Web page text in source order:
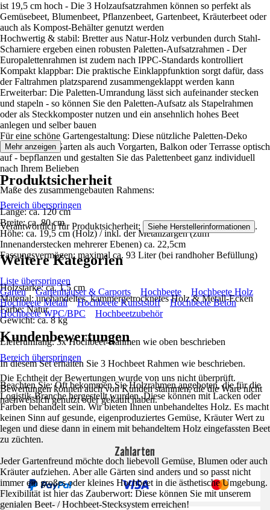
ist 19,5 cm hoch - Die 3 Holzaufsatzrahmen können so perfekt als
Gemüsebeet, Blumenbeet, Pflanzenbeet, Gartenbeet, Kräuterbeet oder
auch als Kompost-Behälter genutzt werden
Hochwertig & stabil: Bretter aus Natur-Holz verbunden durch Stahl-
Scharniere ergeben einen robusten Paletten-Aufsatzrahmen - Der
Europalettenrahmen ist zudem nach IPPC-Standards kontrolliert
Kompakt klappbar: Die praktische Einklappfunktion sorgt dafür, dass
der Faltrahmen platzsparend zusammengeklappt werden kann
Erweiterbar: Die Paletten-Umrandung lässt sich aufeinander stecken
und stapeln - so können Sie den Paletten-Aufsatz als Stapelrahmen
oder als Steckkomposter nutzen und ein ansehnlich hohes Beet
anlegen und selber bauen
Für eine schöne Gartengestaltung: Diese nützliche Paletten-Deko
wertet sowohl Garten als auch Vorgarten, Balkon oder Terrasse optisch
auf - bepflanzen und gestalten Sie das Palettenbeet ganz individuell
nach Ihrem Belieben
Maße des zusammengebauten Rahmens:
Länge: ca. 120 cm
Breite: ca. 80 cm
Höhe: ca. 19,5 cm (Holz) / inkl. der Metallzargen (zum
Innenanderstecken mehrerer Ebenen) ca. 22,5cm
Fassungsvermögen: maximal ca. 93 Liter (bei randhoher Befüllung)
Holzstärke: ca. 1,5 cm
Material: unehandeltes, kammergetrocknetes Holz & Metall-Ecken
Farbe: Natur
Gewicht: ca. 8 kg
Lieferumfang: 3x Hochbeet-Rahmen wie oben beschrieben
In diesem Set erhalten Sie 3 Hochbeet Rahmen wie beschrieben.
Beachten Sie: Oft bekommen Sie Holzrahmen angeboten, die für die
Logistik-Branche hergestellt wurden. Diese können mit Lacken oder
Farben behandelt sein. Wir bieten Ihnen unbehandeltes Holz. Es macht
keinen Sinn auf gesunde, eigenproduziertes Gemüse, Kräuter Wert zu
legen und diese dann in einem mit behandeltem Holz eingefassten Beet
zu züchten.
Jeder Gartenfreund möchte doch liebevoll Gemüse, Blumen oder auch
Kräuter aufziehen. Aber alle Gärten sind anders und so passt nicht
immer ein großes oder kleines Hochbeet in die ästhetische Umgebung.
Flexibilität ist hier das Zauberwort: Diese können Sie mit unserem
genialen Beet- / Hochbeet-Stecksystem erreichen!
Mehr anzeigen
Produktsicherheit
Bereich überspringen
Verantwortlich für Produktsicherheit: Siehe Herstellerinformationen .
Weitere Kategorien
Liste überspringen
Garten
Gartenhäuser & Carports Hochbeete
Hochbeete Holz
Hochbeete Metall
Hochbeete Kunststoff
Hochbeete Beton
Hochbeete WPC/BPC
Hochbeetzubehör
Kundenbewertungen
Bereich überspringen
Die Echtheit der Bewertungen wurde von uns nicht überprüft.
Bewertungen können auch von Kunden stammen, die die Ware nicht
nachweislich genutzt oder gekauft haben.
Zahlarten